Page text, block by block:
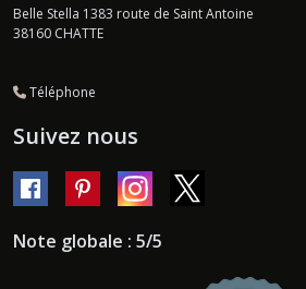
Belle Stella 1383 route de Saint Antoine
38160 CHATTE
Téléphone
Suivez nous
Note globale : 5/5